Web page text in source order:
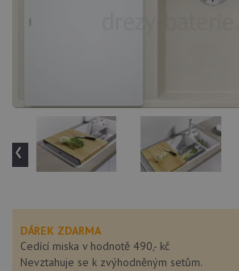
‹
DÁREK ZDARMA
Cedící miska v hodnotě 490,- kč
Nevztahuje se k zvýhodněným setům.